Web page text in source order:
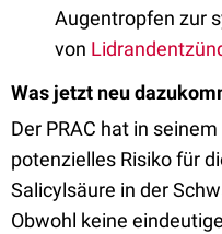
Augentropfen zur
von
Was jetzt neu
Der PRAC hat in
potenzielles Risiko für
Salicylsäure in der
Obwohl keine